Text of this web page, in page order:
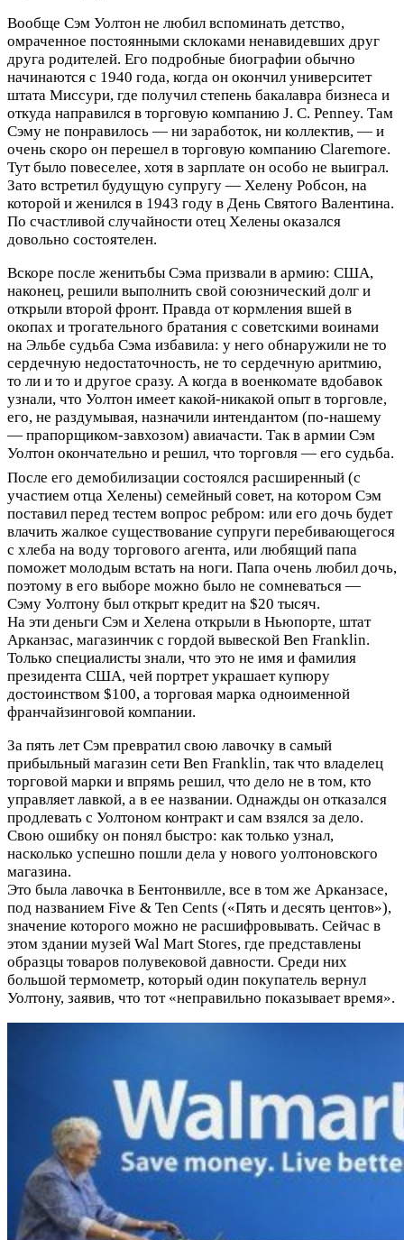
Вообще Сэм Уолтон не любил вспоминать детство,
омраченное постоянными склоками ненавидевших друг
друга родителей. Его подробные биографии обычно
начинаются с 1940 года, когда он окончил университет
штата Миссури, где получил степень бакалавра бизнеса и
откуда направился в торговую компанию J. C. Penney. Там
Сэму не понравилось — ни заработок, ни коллектив, — и
очень скоро он перешел в торговую компанию Claremore.
Тут было повеселее, хотя в зарплате он особо не выиграл.
Зато встретил будущую супругу — Хелену Робсон, на
которой и женился в 1943 году в День Святого Валентина.
По счастливой случайности отец Хелены оказался
довольно состоятелен.
Вскоре после женитьбы Сэма призвали в армию: США,
наконец, решили выполнить свой союзнический долг и
открыли второй фронт. Правда от кормления вшей в
окопах и трогательного братания с советскими воинами
на Эльбе судьба Сэма избавила: у него обнаружили не то
сердечную недостаточность, не то сердечную аритмию,
то ли и то и другое сразу. А когда в военкомате вдобавок
узнали, что Уолтон имеет какой-никакой опыт в торговле,
его, не раздумывая, назначили интендантом (по-нашему
— прапорщиком-завхозом) авиачасти. Так в армии Сэм
Уолтон окончательно и решил, что торговля — его судьба.
После его демобилизации состоялся расширенный (с
участием отца Хелены) семейный совет, на котором Сэм
поставил перед тестем вопрос ребром: или его дочь будет
влачить жалкое существование супруги перебивающегося
с хлеба на воду торгового агента, или любящий папа
поможет молодым встать на ноги. Папа очень любил дочь,
поэтому в его выборе можно было не сомневаться —
Сэму Уолтону был открыт кредит на $20 тысяч.
На эти деньги Сэм и Хелена открыли в Ньюпорте, штат
Арканзас, магазинчик с гордой вывеской Ben Franklin.
Только специалисты знали, что это не имя и фамилия
президента США, чей портрет украшает купюру
достоинством $100, а торговая марка одноименной
франчайзинговой компании.
За пять лет Сэм превратил свою лавочку в самый
прибыльный магазин сети Ben Franklin, так что владелец
торговой марки и впрямь решил, что дело не в том, кто
управляет лавкой, а в ее названии. Однажды он отказался
продлевать с Уолтоном контракт и сам взялся за дело.
Свою ошибку он понял быстро: как только узнал,
насколько успешно пошли дела у нового уолтоновского
магазина.
Это была лавочка в Бентонвилле, все в том же Арканзасе,
под названием Five & Ten Cents («Пять и десять центов»),
значение которого можно не расшифровывать. Сейчас в
этом здании музей Wal Mart Stores, где представлены
образцы товаров полувековой давности. Среди них
большой термометр, который один покупатель вернул
Уолтону, заявив, что тот «неправильно показывает время».